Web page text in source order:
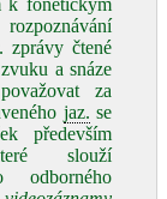
k fonetickým
zprávy čtené
a snáze
za
jaz. se
především
slouží
odborného